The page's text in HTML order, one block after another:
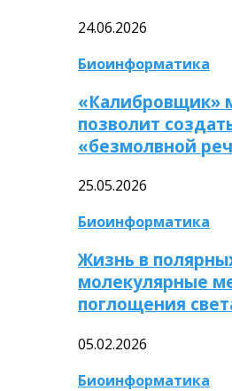
24.06.2026
Биоинформатика
«Калибровщик»
позволит
«безмолвной
25.05.2026
Биоинформатика
Жизнь в
молекулярные
поглощения
05.02.2026
Биоинформатика